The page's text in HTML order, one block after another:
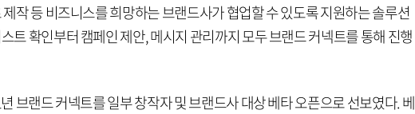
작 등 비즈니스를 희망하는 브랜드사가 협업할 수 있도록 지원하는 솔루션
트 확인부터 캠페인 제안, 메시지 관리까지 모두 브랜드 커넥트를 통해 진행
브랜드 커넥트를 일부 창작자 및 브랜드사 대상 베타 오픈으로 선보였다. 베